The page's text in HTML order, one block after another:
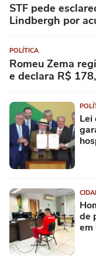
STF pede
Lindbergh por
POLÍTICA
Romeu Zema
e declara R$
Lei
de
em